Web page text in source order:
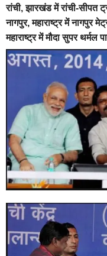
रांची, झारखंड में रांची-सीपत
नागपुर, महाराष्ट्र में नागपुर
महाराष्ट्र में मौदा सुपर थर्मल